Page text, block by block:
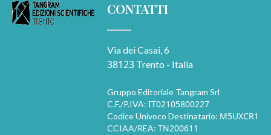
CONTATTI
Via dei Casai, 6
38123 Trento - Italia
Gruppo Editoriale Tangram Srl
C.F./P.IVA: IT02105800227
Codice Univoco Destinatario: M5UXCR1
CCIAA/REA: TN200611